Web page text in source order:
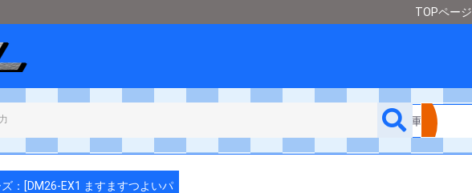
TOPページ
ップメタル [DM26-EX1 ますますつよいパック 25の援軍]
：[DM26-EX1 ますますつよいパ